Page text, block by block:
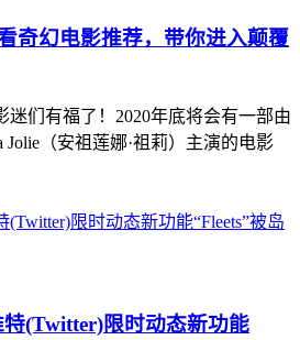
奇幻电影推荐，带你进入颠覆
迷们有福了！2020年底将会有一部由
（安祖莲娜·祖莉）主演的电影
(Twitter)限时动态新功能